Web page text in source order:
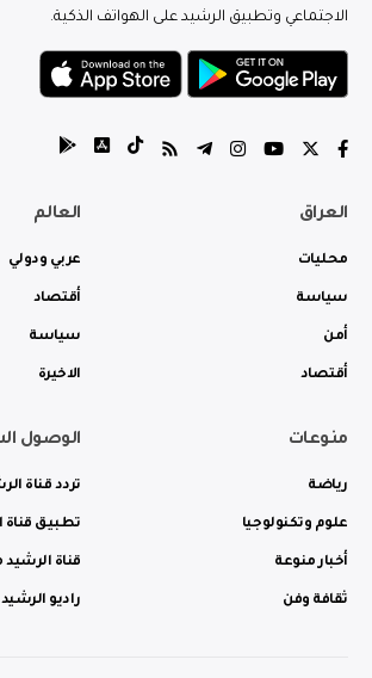
الاجتماعي وتطبيق الرشيد على الهواتف الذكية.
العراق
محليات
سياسة
أمن
أقتصاد
العالم
عربي ودولي
أقتصاد
سياسة
الاخيرة
منوعات
رياضة
علوم وتكنولوجيا
أخبار منوعة
ثقافة وفن
الوصول
تردد قناة
تطبيق قناة
قناة
راديو